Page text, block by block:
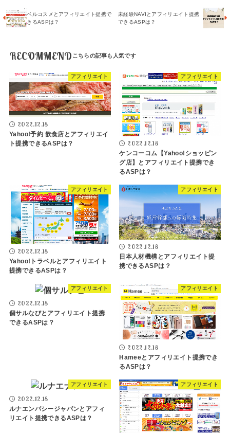
ベルコスメとアフィリエイト提携で
きるASPは？
未経験NAVIとアフィリエイト提携
できるASPは？
RECOMMEND
アフィリエイト
2022.12.18
Yahoo!予約 飲食店とアフィリエイ
ト提携できるASPは？
アフィリエイト
2022.12.18
ケンコーコム【Yahoo!ショッピン
グ店】とアフィリエイト提携でき
るASPは？
アフィリエイト
2022.12.18
Yahoo!トラベルとアフィリエイト
提携できるASPは？
アフィリエイト
2022.12.18
日本人材機構とアフィリエイト提
携できるASPは？
アフィリエイト
2022.12.18
個サルなびとアフィリエイト提携
できるASPは？
アフィリエイト
2022.12.18
Hameeとアフィリエイト提携でき
るASPは？
アフィリエイト
2022.12.18
ルナエンバシージャパンとアフィ
リエイト提携できるASPは？
アフィリエイト